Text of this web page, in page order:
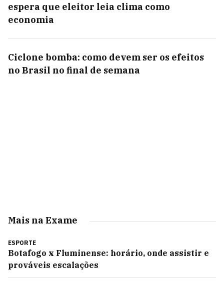
espera que eleitor leia clima como
economia
Ciclone bomba: como devem ser os efeitos
no Brasil no final de semana
Mais na Exame
ESPORTE
Botafogo x Fluminense: horário, onde assistir e
prováveis escalações